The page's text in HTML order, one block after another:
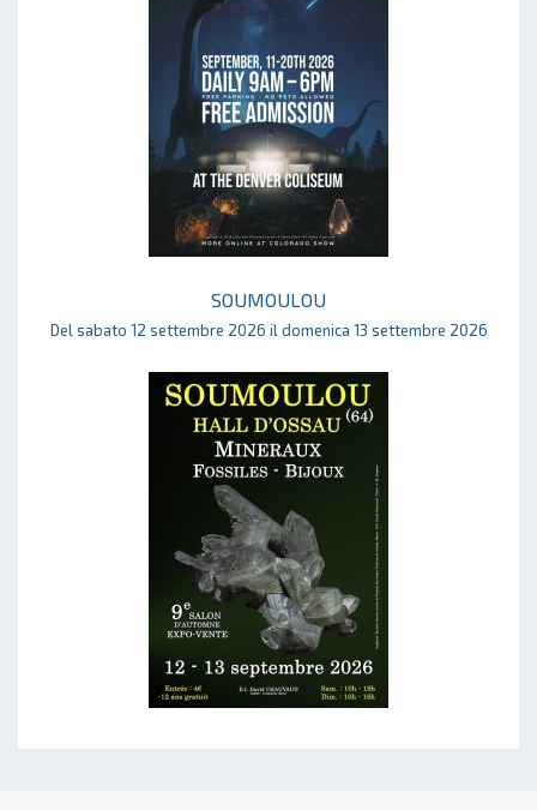
SOUMOULOU
Del sabato 12 settembre 2026 il domenica 13 settembre 2026